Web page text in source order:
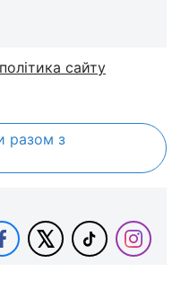
сайту
разом з